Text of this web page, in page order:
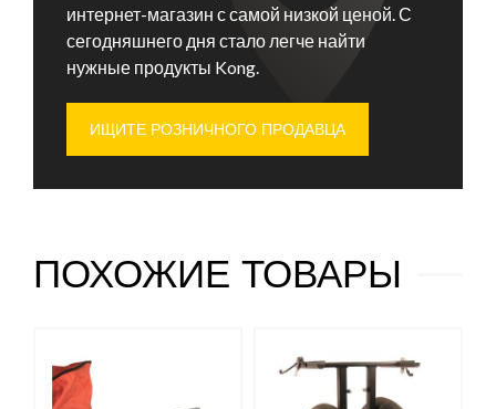
интернет-магазин с самой низкой ценой. С
сегодняшнего дня стало легче найти
нужные продукты Kong.
ИЩИТЕ РОЗНИЧНОГО ПРОДАВЦА
ПОХОЖИЕ ТОВАРЫ